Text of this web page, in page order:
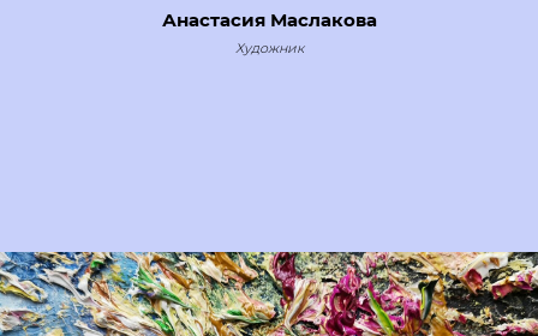
Анастасия Маслакова
Художник